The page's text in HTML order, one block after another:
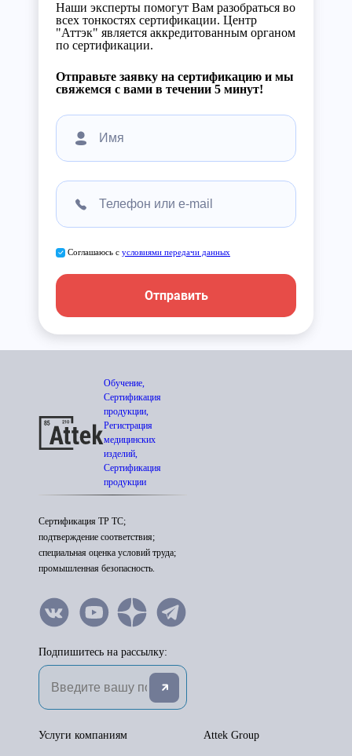
Наши эксперты помогут Вам разобраться во
всех тонкостях сертификации. Центр
"Аттэк" является аккредитованным органом
по сертификации.
Отправьте заявку на сертификацию и мы
свяжемся с вами в течении 5 минут!
Соглашаюсь с условиями передачи данных
Отправить
Обучение,
Сертификация
продукции,
Регистрация
медицинских
изделий,
Сертификация
продукции
Сертификация ТР ТС;
подтверждение соответствия;
специальная оценка условий труда;
промышленная безопасность.
Подпишитесь на рассылку:
Attek Group
Услуги компаниям